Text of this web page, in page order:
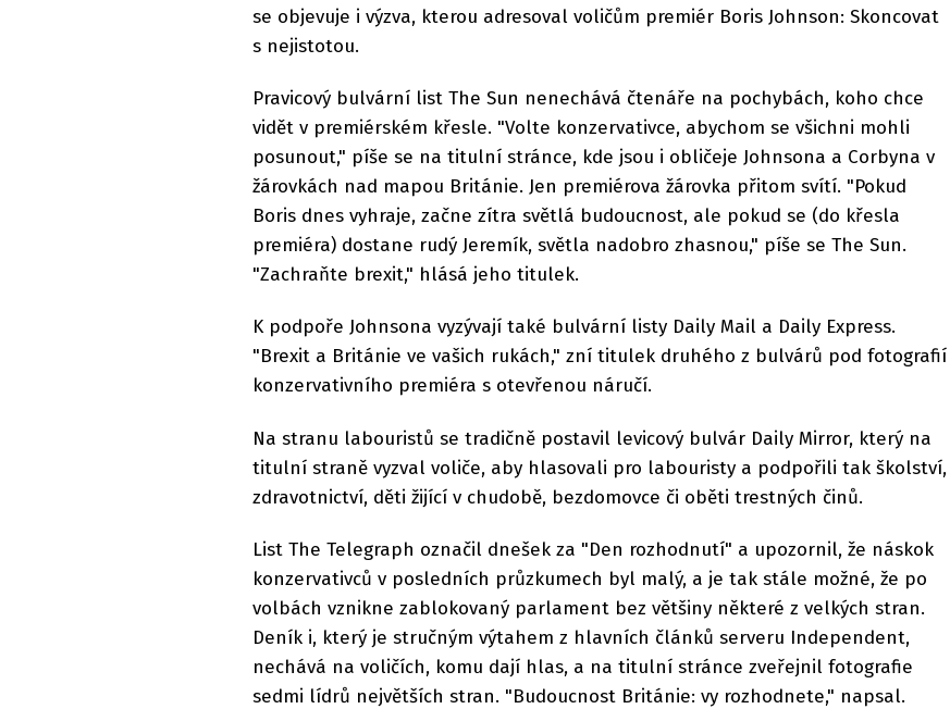
se objevuje i výzva, kterou adresoval voličům premiér Boris Johnson: Skoncovat
s nejistotou.
Pravicový bulvární list The Sun nenechává čtenáře na pochybách, koho chce
vidět v premiérském křesle. "Volte konzervativce, abychom se všichni mohli
posunout," píše se na titulní stránce, kde jsou i obličeje Johnsona a Corbyna v
žárovkách nad mapou Británie. Jen premiérova žárovka přitom svítí. "Pokud
Boris dnes vyhraje, začne zítra světlá budoucnost, ale pokud se (do křesla
premiéra) dostane rudý Jeremík, světla nadobro zhasnou," píše se The Sun.
"Zachraňte brexit," hlásá jeho titulek.
K podpoře Johnsona vyzývají také bulvární listy Daily Mail a Daily Express.
"Brexit a Británie ve vašich rukách," zní titulek druhého z bulvárů pod fotografií
konzervativního premiéra s otevřenou náručí.
Na stranu labouristů se tradičně postavil levicový bulvár Daily Mirror, který na
titulní straně vyzval voliče, aby hlasovali pro labouristy a podpořili tak školství,
zdravotnictví, děti žijící v chudobě, bezdomovce či oběti trestných činů.
List The Telegraph označil dnešek za "Den rozhodnutí" a upozornil, že náskok
konzervativců v posledních průzkumech byl malý, a je tak stále možné, že po
volbách vznikne zablokovaný parlament bez většiny některé z velkých stran.
Deník i, který je stručným výtahem z hlavních článků serveru Independent,
nechává na voličích, komu dají hlas, a na titulní stránce zveřejnil fotografie
sedmi lídrů největších stran. "Budoucnost Británie: vy rozhodnete," napsal.